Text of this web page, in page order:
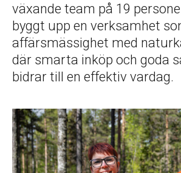
växande team på 19
byggt upp en verksamhet
affärsmässighet med
där smarta inköp och goda
bidrar till en effektiv vardag.